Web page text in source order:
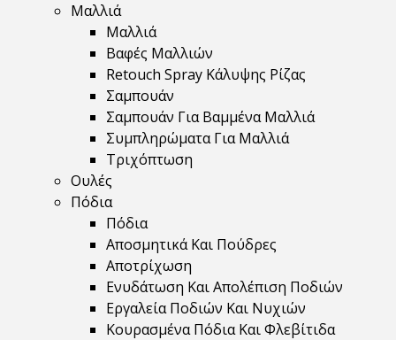
Μαλλιά
Μαλλιά
Βαφές Μαλλιών
Retouch Spray Κάλυψης Ρίζας
Σαμπουάν
Σαμπουάν Για Βαμμένα Μαλλιά
Συμπληρώματα Για Μαλλιά
Τριχόπτωση
Ουλές
Πόδια
Πόδια
Αποσμητικά Και Πούδρες
Αποτρίχωση
Ενυδάτωση Και Απολέπιση Ποδιών
Εργαλεία Ποδιών Και Νυχιών
Κουρασμένα Πόδια Και Φλεβίτιδα